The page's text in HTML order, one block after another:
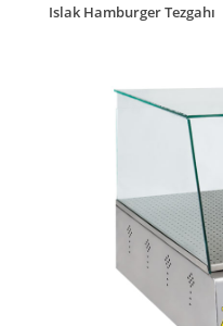
Islak Hamburger Tezgahı